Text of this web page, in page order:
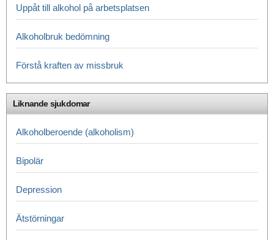
Uppåt till alkohol på arbetsplatsen
Alkoholbruk bedömning
Förstå kraften av missbruk
Liknande sjukdomar
Alkoholberoende (alkoholism)
Bipolär
Depression
Ätstörningar